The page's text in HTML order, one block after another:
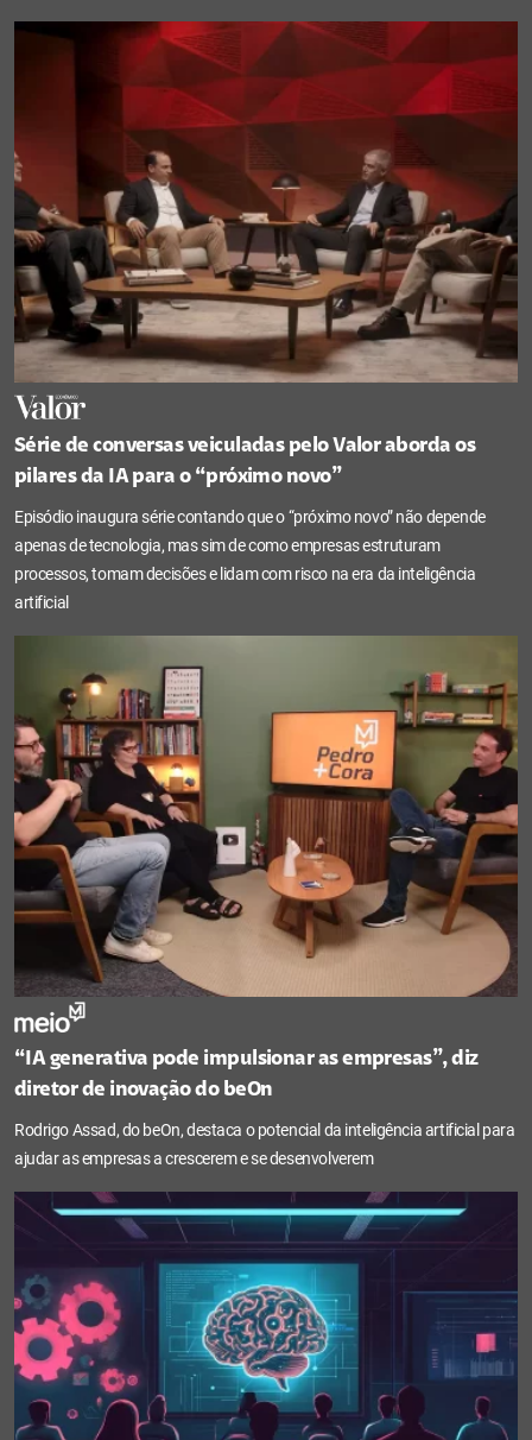
Série de conversas veiculadas pelo Valor aborda os
pilares da IA para o “próximo novo”
Episódio inaugura série contando que o “próximo novo” não depende
apenas de tecnologia, mas sim de como empresas estruturam
processos, tomam decisões e lidam com risco na era da inteligência
artificial
“IA generativa pode impulsionar as empresas”, diz
diretor de inovação do beOn
Rodrigo Assad, do beOn, destaca o potencial da inteligência artificial para
ajudar as empresas a crescerem e se desenvolverem